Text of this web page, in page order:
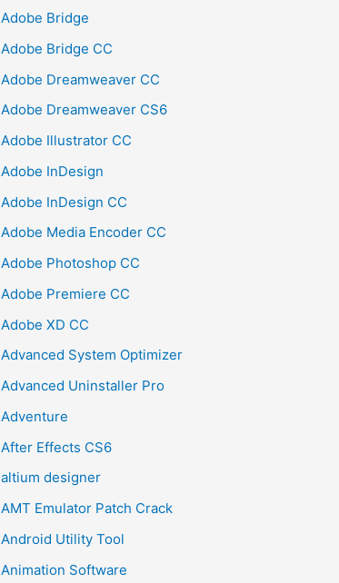
Adobe Bridge
Adobe Bridge CC
Adobe Dreamweaver CC
Adobe Dreamweaver CS6
Adobe Illustrator CC
Adobe InDesign
Adobe InDesign CC
Adobe Media Encoder CC
Adobe Photoshop CC
Adobe Premiere CC
Adobe XD CC
Advanced System Optimizer
Advanced Uninstaller Pro
Adventure
After Effects CS6
altium designer
AMT Emulator Patch Crack
Android Utility Tool
Animation Software